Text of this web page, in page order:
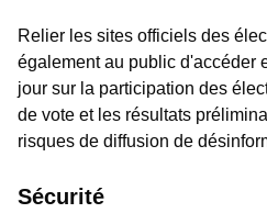
Relier les sites officiels des
également au public d'accéder
jour sur la participation des
de vote et les résultats
risques de diffusion de
Sécurité